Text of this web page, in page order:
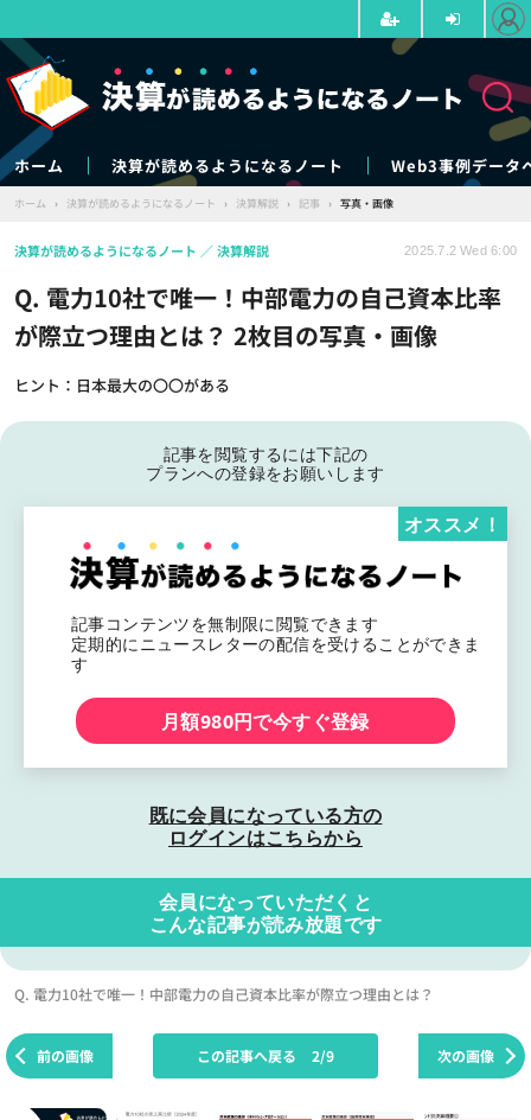
ホーム 決算が読めるようになるノート Web3事例データ
ホーム › 決算が読めるようになるノート › 決算解説 › 記事 › 写真・画像
Q. 電力10社で唯一！中部電力の自己資本比率
が際立つ理由とは？ 2枚目の写真・画像
ヒント：日本最大の〇〇がある
決算が読めるようになるノート 決算解説 2025.7.2 Wed 6:00
記事を閲覧するには下記の
プランへの登録をお願いします
記事コンテンツを無制限に閲覧できます
定期的にニュースレターの配信を受けることができま
す
オススメ！
月額980円で今すぐ登録
既に会員になっている方の
ログインはこちらから
会員になっていただくと
こんな記事が読み放題です
Q. 電力10社で唯一！中部電力の自己資本比率が際立つ理由とは？
前の画像 次の画像
この記事へ戻る 2/9